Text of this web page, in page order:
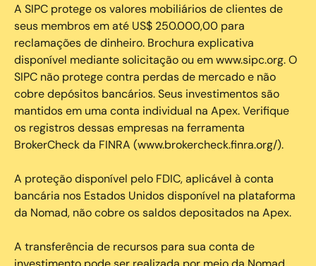
A SIPC protege os valores mobiliários de clientes de
seus membros em até US$ 250.000,00 para
reclamações de dinheiro. Brochura explicativa
disponível mediante solicitação ou em www.sipc.org. O
SIPC não protege contra perdas de mercado e não
cobre depósitos bancários. Seus investimentos são
mantidos em uma conta individual na Apex. Verifique
os registros dessas empresas na ferramenta
BrokerCheck da FINRA (www.brokercheck.finra.org/).
A proteção disponível pelo FDIC, aplicável à conta
bancária nos Estados Unidos disponível na plataforma
da Nomad, não cobre os saldos depositados na Apex.
A transferência de recursos para sua conta de